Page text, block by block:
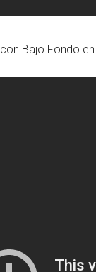
con Bajo Fondo